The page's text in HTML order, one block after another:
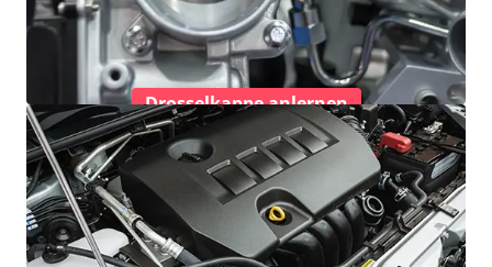
Drosselkappe anlernen